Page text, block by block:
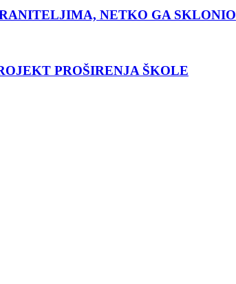
NETKO GA SKLONIO
PROŠIRENJA ŠKOLE